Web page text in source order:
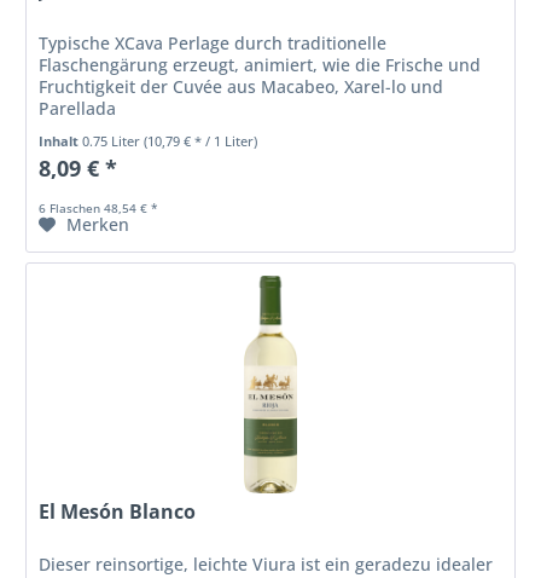
Typische XCava Perlage durch traditionelle
Flaschengärung erzeugt, animiert, wie die Frische und
Fruchtigkeit der Cuvée aus Macabeo, Xarel-lo und
Parellada
Inhalt0.75 Liter(10,79 € * / 1 Liter)
8,09 € *
6 Flaschen 48,54 € *
Merken
El Mesón Blanco
Dieser reinsortige, leichte Viura ist ein geradezu idealer